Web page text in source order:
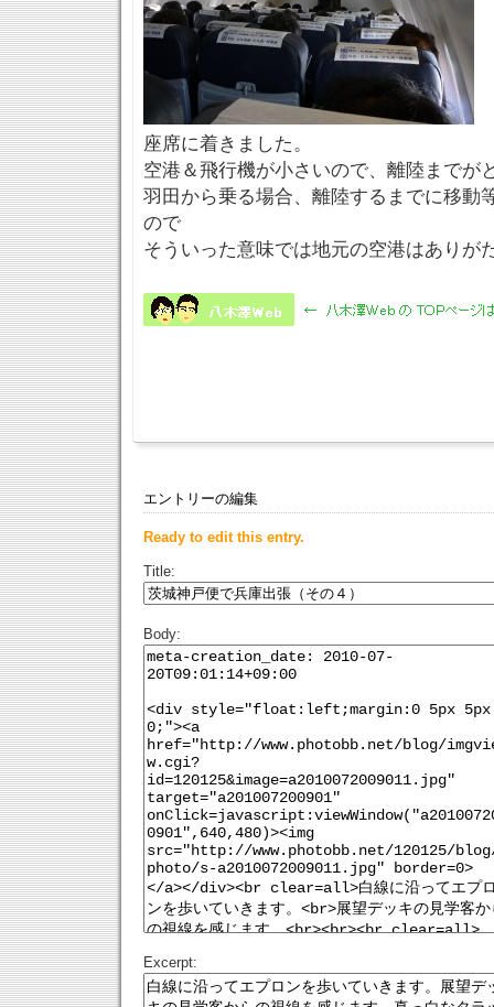
座席に着きました。
空港＆飛行機が小さいので、離陸までが
羽田から乗る場合、離陸するまでに移動
ので
そういった意味では地元の空港はありが
エントリーの編集
Ready to edit this entry.
Title:
Body:
Excerpt: